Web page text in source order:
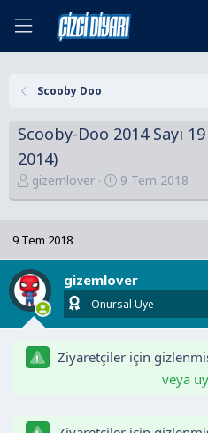
Scooby Doo
Scooby-Doo 2014 Sayı
2014)
K
o
u
y
u
B
a
l
a
gizemlover
B
a
a
n
g
ı
t
9 Tem 2018
9 Tem 2018
gizemlover
Onursal Üye
Ziyaretçiler için
veya